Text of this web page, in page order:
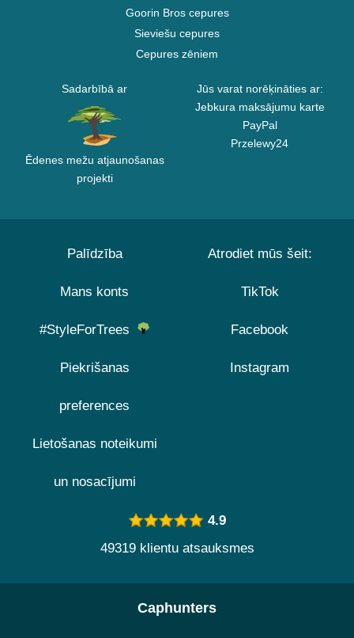
Goorin Bros cepures
Sieviešu cepures
Cepures zēniem
Sadarbībā ar
Ēdenes mežu atjaunošanas
projekti
Jūs varat norēķināties ar:
Jebkura maksājumu karte
PayPal
Przelewy24
Palīdzība
Mans konts
#StyleForTrees
Piekrišanas
preferences
Lietošanas noteikumi
un nosacījumi
Atrodiet mūs šeit:
TikTok
Facebook
Instagram
4.9
49319 klientu atsauksmes
Caphunters